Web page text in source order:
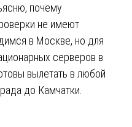
почему
не имеют
в Москве, но для
серверов в
вылетать в любой
до Камчатки.